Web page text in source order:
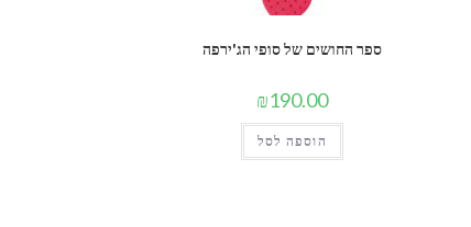
ספר החושים של סופי הג'ירפה
₪190.00
הוספה לסל